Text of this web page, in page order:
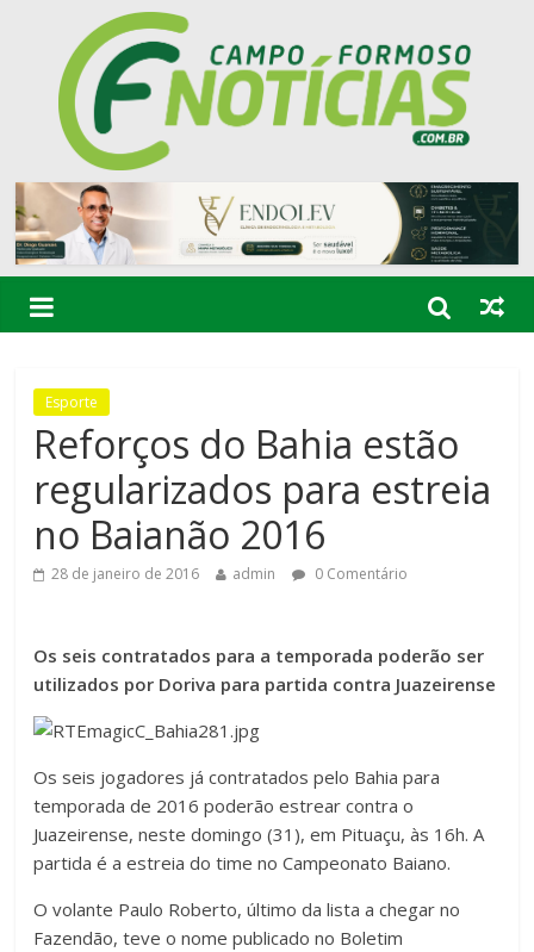
Esporte
Reforços do Bahia estão
regularizados para estreia
no Baianão 2016
28 de janeiro de 2016 admin 0 Comentário
Os seis contratados para a temporada poderão ser
utilizados por Doriva para partida contra Juazeirense
Os seis jogadores já contratados pelo Bahia para
temporada de 2016 poderão estrear contra o
Juazeirense, neste domingo (31), em Pituaçu, às 16h. A
partida é a estreia do time no Campeonato Baiano.
O volante Paulo Roberto, último da lista a chegar no
Fazendão, teve o nome publicado no Boletim